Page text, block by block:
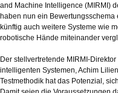
and Machine Intelligence (MIRMI)
haben nun ein
künftig auch weitere Systeme wie
robotische Hände miteinander
Der stellvertretende MIRMI-
intelligenten Systemen, Achim
Testmethodik hat das Potenzial,